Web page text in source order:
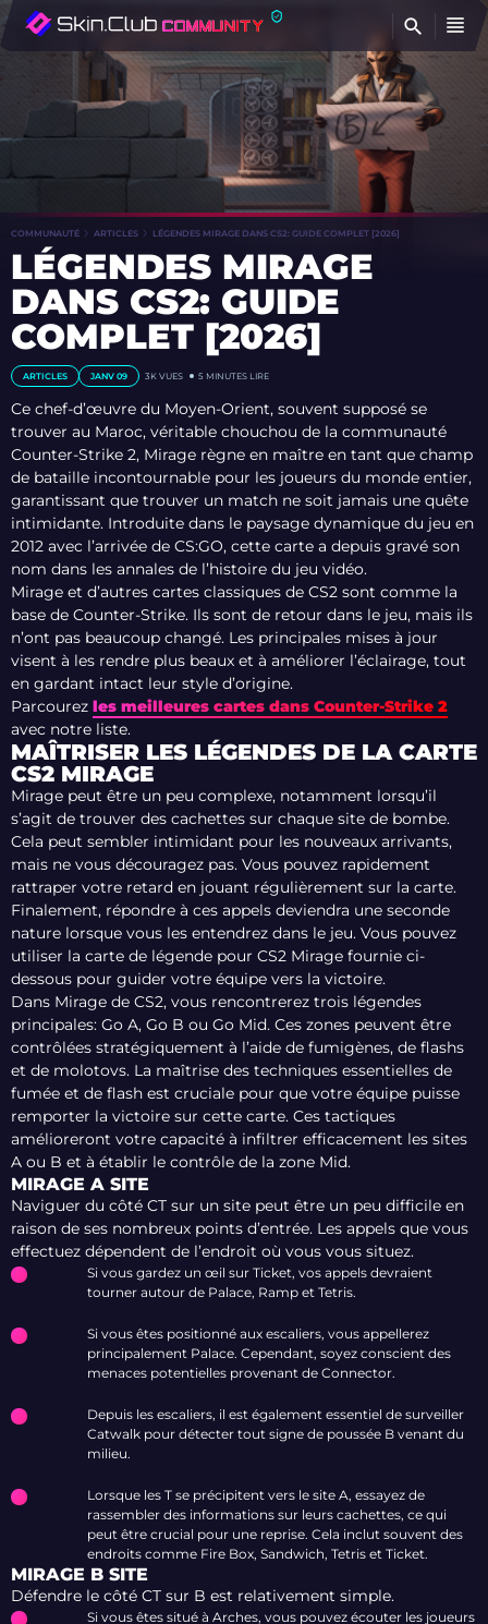
COMMUNAUTÉ ARTICLES LÉGENDES MIRAGE DANS CS2: GUIDE COMPLET [2026]
LÉGENDES MIRAGE
DANS CS2: GUIDE
COMPLET [2026]
ARTICLES JANV 09 3K VUES 5 MINUTES LIRE
Ce chef-d’œuvre du Moyen-Orient, souvent supposé se
trouver au Maroc, véritable chouchou de la communauté
Counter-Strike 2, Mirage règne en maître en tant que champ
de bataille incontournable pour les joueurs du monde entier,
garantissant que trouver un match ne soit jamais une quête
intimidante. Introduite dans le paysage dynamique du jeu en
2012 avec l’arrivée de CS:GO, cette carte a depuis gravé son
nom dans les annales de l’histoire du jeu vidéo.
Mirage et d’autres cartes classiques de CS2 sont comme la
base de Counter-Strike. Ils sont de retour dans le jeu, mais ils
n’ont pas beaucoup changé. Les principales mises à jour
visent à les rendre plus beaux et à améliorer l’éclairage, tout
en gardant intact leur style d’origine.
Parcourez les meilleures cartes dans Counter-Strike 2
avec notre liste.
MAÎTRISER LES LÉGENDES DE LA CARTE
CS2 MIRAGE
Mirage peut être un peu complexe, notamment lorsqu’il
s’agit de trouver des cachettes sur chaque site de bombe.
Cela peut sembler intimidant pour les nouveaux arrivants,
mais ne vous découragez pas. Vous pouvez rapidement
rattraper votre retard en jouant régulièrement sur la carte.
Finalement, répondre à ces appels deviendra une seconde
nature lorsque vous les entendrez dans le jeu. Vous pouvez
utiliser la carte de légende pour CS2 Mirage fournie ci-
dessous pour guider votre équipe vers la victoire.
Dans Mirage de CS2, vous rencontrerez trois légendes
principales: Go A, Go B ou Go Mid. Ces zones peuvent être
contrôlées stratégiquement à l’aide de fumigènes, de flashs
et de molotovs. La maîtrise des techniques essentielles de
fumée et de flash est cruciale pour que votre équipe puisse
remporter la victoire sur cette carte. Ces tactiques
amélioreront votre capacité à infiltrer efficacement les sites
A ou B et à établir le contrôle de la zone Mid.
MIRAGE A SITE
Naviguer du côté CT sur un site peut être un peu difficile en
raison de ses nombreux points d’entrée. Les appels que vous
effectuez dépendent de l’endroit où vous vous situez.
Si vous gardez un œil sur Ticket, vos appels devraient
tourner autour de Palace, Ramp et Tetris.
Si vous êtes positionné aux escaliers, vous appellerez
principalement Palace. Cependant, soyez conscient des
menaces potentielles provenant de Connector.
Depuis les escaliers, il est également essentiel de surveiller
Catwalk pour détecter tout signe de poussée B venant du
milieu.
Lorsque les T se précipitent vers le site A, essayez de
rassembler des informations sur leurs cachettes, ce qui
peut être crucial pour une reprise. Cela inclut souvent des
endroits comme Fire Box, Sandwich, Tetris et Ticket.
MIRAGE B SITE
Défendre le côté CT sur B est relativement simple.
Si vous êtes situé à Arches, vous pouvez écouter les joueurs